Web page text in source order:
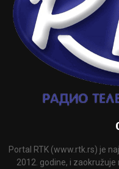
Portal RTK (www.rtk.rs) je
2012. godine, i